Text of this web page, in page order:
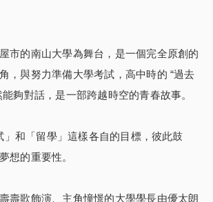
市的南山大學為舞台，是一個完全原創的
，與努力準備大學考試，高中時的 “過去
夠對話，是一部跨越時空的青春故事。
」和「留學」這樣各自的目標，彼此鼓
想的重要性。
壽歌飾演、主角憧憬的大學學長由優太朗